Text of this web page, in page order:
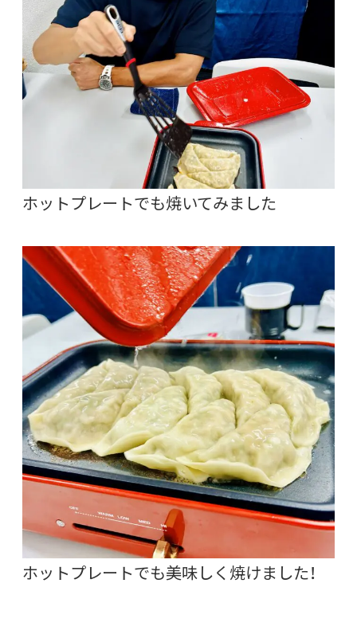
ホットプレートでも焼いてみました
ホットプレートでも美味しく焼けました！